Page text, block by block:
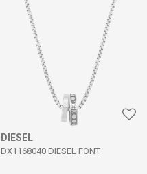
DIESEL
DX1168040 DIESEL FONT